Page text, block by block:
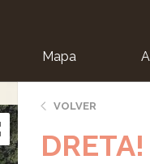
Mapa
VOLVER
DRETA!